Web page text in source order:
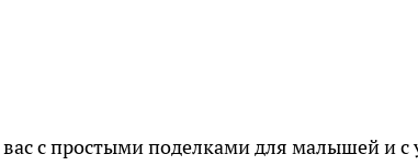
с простыми поделками для малышей и